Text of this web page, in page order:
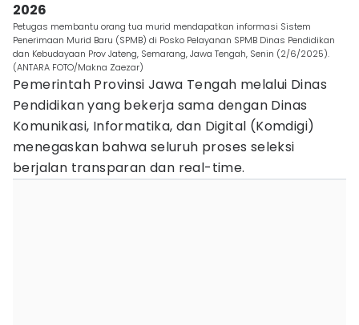
2026
Petugas membantu orang tua murid mendapatkan informasi Sistem
Penerimaan Murid Baru (SPMB) di Posko Pelayanan SPMB Dinas Pendidikan
dan Kebudayaan Prov Jateng, Semarang, Jawa Tengah, Senin (2/6/2025).
(ANTARA FOTO/Makna Zaezar)
Pemerintah Provinsi Jawa Tengah melalui Dinas
Pendidikan yang bekerja sama dengan Dinas
Komunikasi, Informatika, dan Digital (Komdigi)
menegaskan bahwa seluruh proses seleksi
berjalan transparan dan real-time.